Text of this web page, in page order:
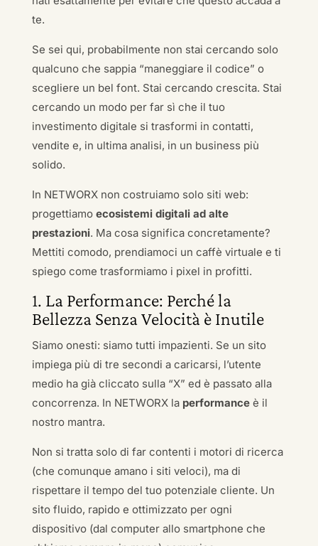
te.
Se sei qui, probabilmente non stai cercando solo
qualcuno che sappia “maneggiare il codice” o
scegliere un bel font. Stai cercando crescita. Stai
cercando un modo per far sì che il tuo
investimento digitale si trasformi in contatti,
vendite e, in ultima analisi, in un business più
solido.
In NETWORX non costruiamo solo siti web:
progettiamo ecosistemi digitali ad alte
prestazioni. Ma cosa significa concretamente?
Mettiti comodo, prendiamoci un caffè virtuale e ti
spiego come trasformiamo i pixel in profitti.
1. La Performance: Perché la
Bellezza Senza Velocità è Inutile
Siamo onesti: siamo tutti impazienti. Se un sito
impiega più di tre secondi a caricarsi, l’utente
medio ha già cliccato sulla “X” ed è passato alla
concorrenza. In NETWORX la performanceè il
nostro mantra.
Non si tratta solo di far contenti i motori di ricerca
(che comunque amano i siti veloci), ma di
rispettare il tempo del tuo potenziale cliente. Un
sito fluido, rapido e ottimizzato per ogni
dispositivo (dal computer allo smartphone che